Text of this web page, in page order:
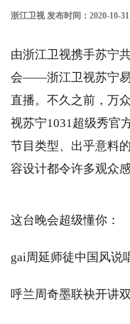
浙江卫视 发布时间：2020-10-31
由浙江卫视携手苏宁
会——浙江卫视苏宁易
直播。不久之前，万
视苏宁1031超级秀官
节目类型、出乎意料
容设计都令许多观众
这台晚会超级懂你：
gai周延师徒中国风说
呼兰周奇墨联袂开讲